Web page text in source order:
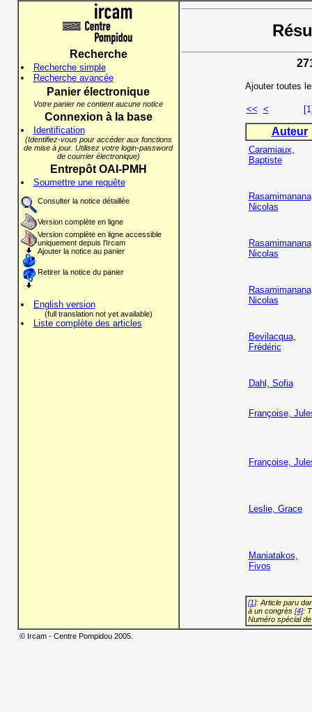
Recherche
Recherche simple
Recherche avancée
Panier électronique
Votre panier ne contient aucune notice
Connexion à la base
Identification
(Identifiez-vous pour accéder aux fonctions
de mise à jour. Utilisez votre login-password
de courrier électronique)
Entrepôt OAI-PMH
Soumettre une requête
Consulter la notice détaillée
Version complète en ligne
Version complète en ligne accessible
uniquement depuis l'Ircam
Ajouter la notice au panier
Retirer la notice du panier
English version
(full translation not yet available)
Liste complète des articles
Ajouter toutes
<< <
Auteur
Caramiaux,
Baptiste
Nicolas
Nicolas
Nicolas
Bevilacqua,
Frédéric
Dahl, Sofia
Françoise,
Françoise,
Leslie, Grace
Maniatakos,
Fivos
[1]: Article paru
à un congrès [4]:
Numéro spécial
© Ircam - Centre Pompidou 2005.